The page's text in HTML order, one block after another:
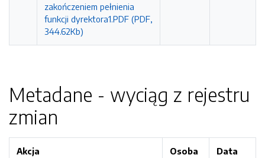
zakończeniem pełnienia
funkcji dyrektora1.PDF (PDF,
344.62Kb)
Metadane - wyciąg z rejestru
zmian
Akcja Osoba Data